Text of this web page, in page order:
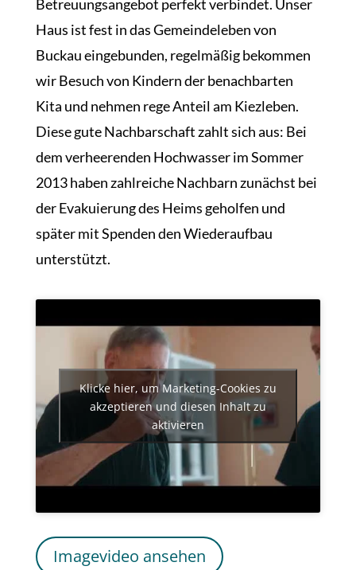
Betreuungsangebot perfekt verbindet. Unser
Haus ist fest in das Gemeindeleben von
Buckau eingebunden, regelmäßig bekommen
wir Besuch von Kindern der benachbarten
Kita und nehmen rege Anteil am Kiezleben.
Diese gute Nachbarschaft zahlt sich aus: Bei
dem verheerenden Hochwasser im Sommer
2013 haben zahlreiche Nachbarn zunächst bei
der Evakuierung des Heims geholfen und
später mit Spenden den Wiederaufbau
unterstützt.
Klicke hier, um Marketing-Cookies zu
akzeptieren und diesen Inhalt zu
aktivieren
Imagevideo ansehen